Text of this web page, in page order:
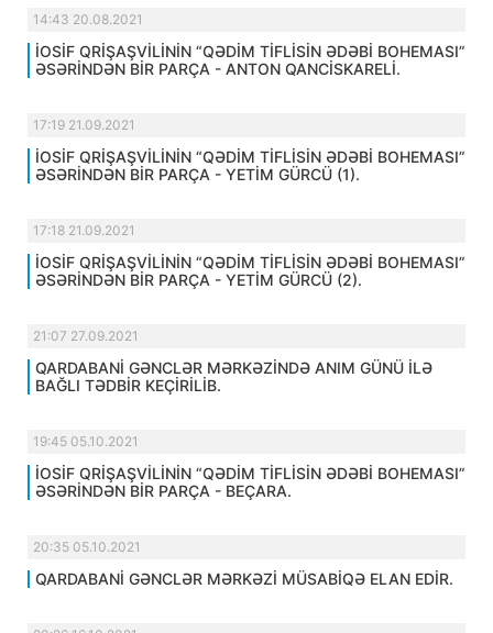
14:43 20.08.2021
İOSİF QRİŞAŞVİLİNİN “QƏDİM TİFLİSİN ƏDƏBİ BOHEMASI”
ƏSƏRİNDƏN BİR PARÇA - ANTON QANCİSKARELİ.
17:19 21.09.2021
İOSİF QRİŞAŞVİLİNİN “QƏDİM TİFLİSİN ƏDƏBİ BOHEMASI”
ƏSƏRİNDƏN BİR PARÇA - YETİM GÜRCÜ (1).
17:18 21.09.2021
İOSİF QRİŞAŞVİLİNİN “QƏDİM TİFLİSİN ƏDƏBİ BOHEMASI”
ƏSƏRİNDƏN BİR PARÇA - YETİM GÜRCÜ (2).
21:07 27.09.2021
QARDABANİ GƏNCLƏR MƏRKƏZİNDƏ ANIM GÜNÜ İLƏ
BAĞLI TƏDBİR KEÇİRİLİB.
19:45 05.10.2021
İOSİF QRİŞAŞVİLİNİN “QƏDİM TİFLİSİN ƏDƏBİ BOHEMASI”
ƏSƏRİNDƏN BİR PARÇA - BEÇARA.
20:35 05.10.2021
QARDABANİ GƏNCLƏR MƏRKƏZİ MÜSABİQƏ ELAN EDİR.